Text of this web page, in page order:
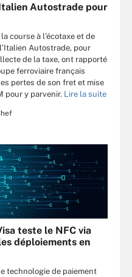
Autostrade pour
course à l’écotaxe et de
Autostrade, pour
de la taxe, ont rapporté
ferroviaire français
pertes de son fret et mise
pour y parvenir. Lire la suite
teste le NFC via
déploiements en
technologie de paiement